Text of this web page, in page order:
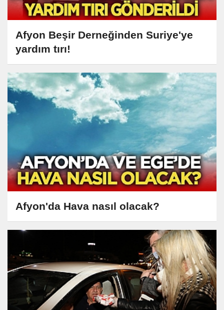
Afyon Beşir Derneğinden Suriye'ye
yardım tırı!
Afyon'da Hava nasıl olacak?